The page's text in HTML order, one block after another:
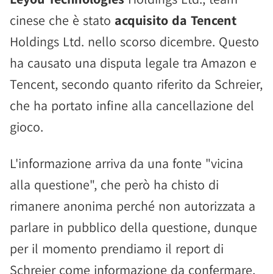
cinese che è stato acquisito da Tencent
Holdings Ltd. nello scorso dicembre. Questo
ha causato una disputa legale tra Amazon e
Tencent, secondo quanto riferito da Schreier,
che ha portato infine alla cancellazione del
gioco.
L'informazione arriva da una fonte "vicina
alla questione", che però ha chisto di
rimanere anonima perché non autorizzata a
parlare in pubblico della questione, dunque
per il momento prendiamo il report di
Schreier come informazione da confermare,